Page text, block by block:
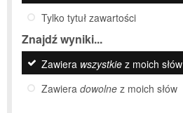
Tylko tytuł zawartości
Znajdź wyniki...
Zawiera wszystkie z moich słów
Zawiera dowolne z moich słów